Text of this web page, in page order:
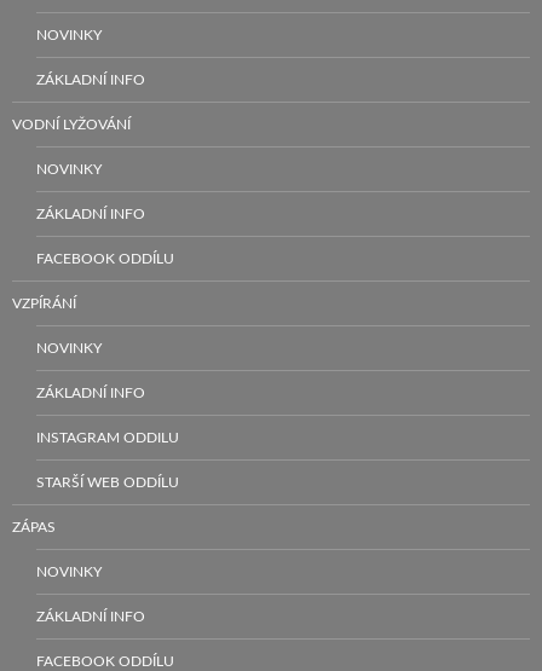
NOVINKY
ZÁKLADNÍ INFO
VODNÍ LYŽOVÁNÍ
NOVINKY
ZÁKLADNÍ INFO
FACEBOOK ODDÍLU
VZPÍRÁNÍ
NOVINKY
ZÁKLADNÍ INFO
INSTAGRAM ODDILU
STARŠÍ WEB ODDÍLU
ZÁPAS
NOVINKY
ZÁKLADNÍ INFO
FACEBOOK ODDÍLU